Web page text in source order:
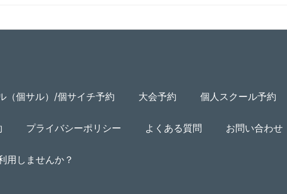
（個サル）/個サイチ予約 大会予約 個人スクール予約
プライバシーポリシー よくある質問 お問い合わせ
用しませんか？